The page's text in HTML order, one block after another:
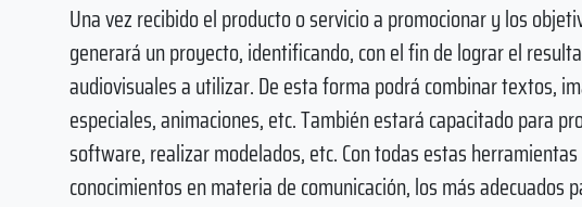
Una vez recibido el producto o servicio a promocionar y los
generará un proyecto, identificando, con el fin de lograr el
audiovisuales a utilizar. De esta forma podrá combinar textos,
especiales, animaciones, etc. También estará capacitado para
software, realizar modelados, etc. Con todas estas
conocimientos en materia de comunicación, los más adecuados